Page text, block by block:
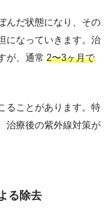
んだ状態になり、その
になっていきます。治
が、通常 2〜3ヶ月で
ることがあります。特
治療後の紫外線対策が
る除去